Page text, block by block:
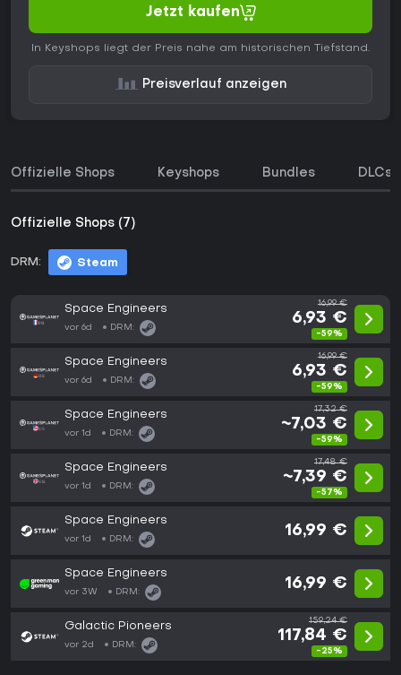
Jetzt kaufen
In Keyshops liegt der Preis nahe am historischen Tiefstand.
Preisverlauf anzeigen
Offizielle Shops Keyshops Bundles DLCs
Offizielle Shops (7)
DRM: Steam
Space Engineers
vor 6d DRM:
16,99 €
6,93 €
-59%
Space Engineers
vor 6d DRM:
16,99 €
6,93 €
-59%
Space Engineers
vor 1d DRM:
17,32 €
~7,03 €
-59%
Space Engineers
vor 1d DRM:
17,48 €
~7,39 €
-57%
Space Engineers
vor 1d DRM:
16,99 €
Space Engineers
vor 3W DRM:
16,99 €
Galactic Pioneers
vor 2d DRM:
159,24 €
117,84 €
-25%